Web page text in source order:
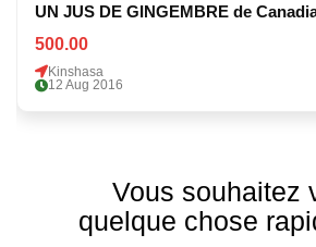
UN JUS DE GINGEMBRE de
500.00
Kinshasa
12 Aug 2016
Vous souhaitez
quelque chose